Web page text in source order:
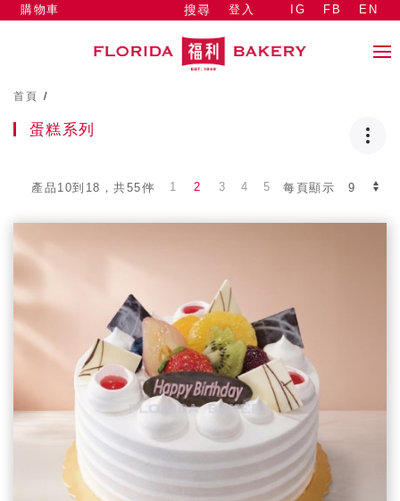
搜尋 登入
購物車 IG FB EN
首頁 /
蛋糕系列
產品10到18，共55件 每頁顯示
1 2 3 4 5